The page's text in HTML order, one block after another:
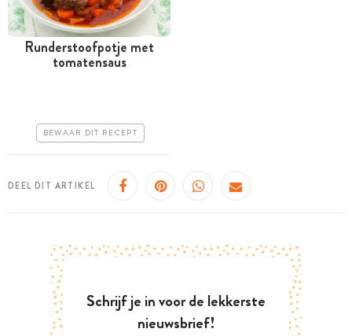
Meer dan 1 uur
Makkelijk
Runderstoofpotje met
tomatensaus
BEWAAR DIT RECEPT
DEEL DIT ARTIKEL
Schrijf je in voor de lekkerste
nieuwsbrief!